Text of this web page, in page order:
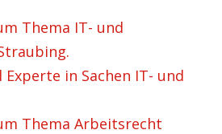
Thema IT- und
in Sachen IT- und
Thema Arbeitsrecht